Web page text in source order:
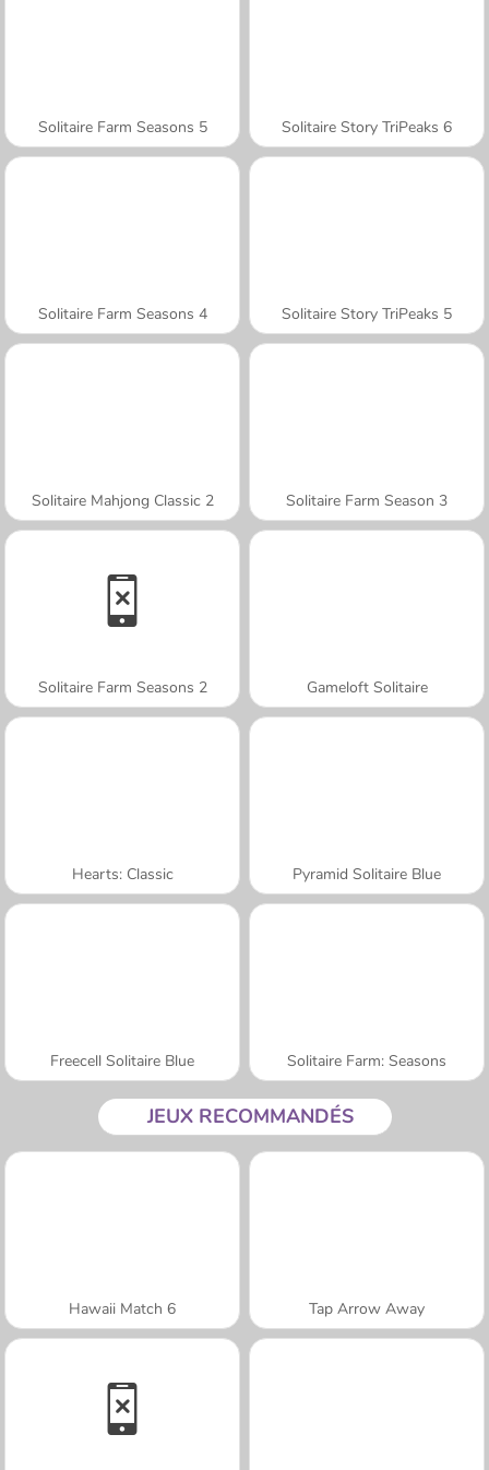
Solitaire Farm Seasons 5 Solitaire Story TriPeaks 6
Solitaire Farm Seasons 4 Solitaire Story TriPeaks 5
Solitaire Mahjong Classic 2 Solitaire Farm Season 3
Solitaire Farm Seasons 2 Gameloft Solitaire
Hearts: Classic Pyramid Solitaire Blue
Freecell Solitaire Blue Solitaire Farm: Seasons
JEUX RECOMMANDÉS
Hawaii Match 6 Tap Arrow Away